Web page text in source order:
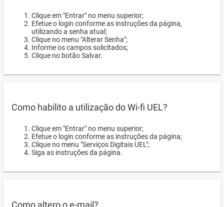
Clique em "Entrar" no menu superior;
Efetue o login conforme as instruções da página,
utilizando a senha atual;
Clique no menu "Alterar Senha";
Informe os campos solicitados;
Clique no botão Salvar.
Como habilito a utilização do Wi-fi UEL?
Clique em "Entrar" no menu superior;
Efetue o login conforme as instruções da página;
Clique no menu "Serviços Digitais UEL";
Siga as instruções da página.